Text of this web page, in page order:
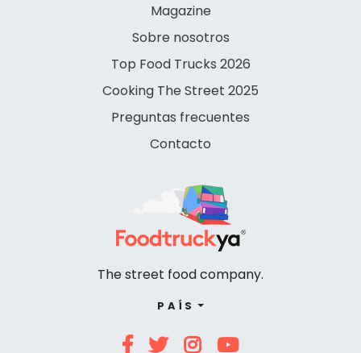
Magazine
Sobre nosotros
Top Food Trucks 2026
Cooking The Street 2025
Preguntas frecuentes
Contacto
The street food company.
PAÍS